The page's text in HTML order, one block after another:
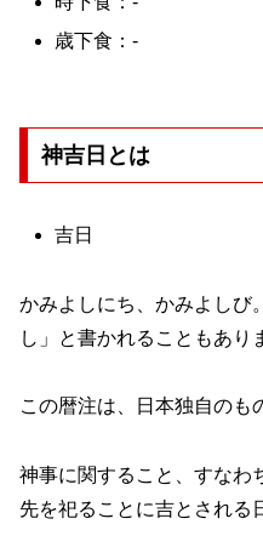
歳下食：-
神吉日とは
吉日
かみよしにち、かみよしび
し」と書かれることもあり
この暦注は、日本独自のも
神事に関すること、すなわ
先を祀ることに吉とされる